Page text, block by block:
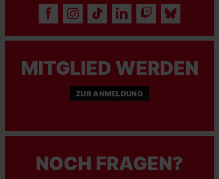
MITGLIED WERDEN
ZUR ANMELDUNG
NOCH FRAGEN?